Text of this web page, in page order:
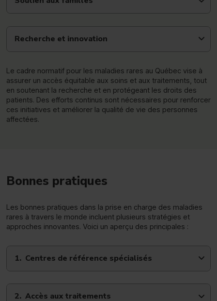
Recherche et innovation
Le cadre normatif pour les maladies rares au Québec vise à
assurer un accès équitable aux soins et aux traitements, tout
en soutenant la recherche et en protégeant les droits des
patients. Des efforts continus sont nécessaires pour renforcer
ces initiatives et améliorer la qualité de vie des personnes
affectées.
Bonnes pratiques
Les bonnes pratiques dans la prise en charge des maladies
rares à travers le monde incluent plusieurs stratégies et
approches innovantes. Voici un aperçu des principales :
Centres de référence spécialisés
Accès aux traitements